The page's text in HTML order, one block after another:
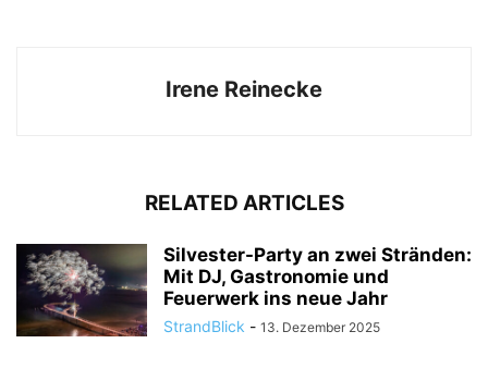
Irene Reinecke
RELATED ARTICLES
Silvester-Party an zwei Stränden:
Mit DJ, Gastronomie und
Feuerwerk ins neue Jahr
StrandBlick - 13. Dezember 2025